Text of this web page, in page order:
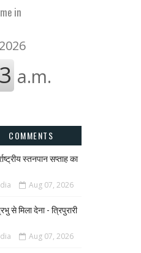
in
COMMENTS
स्तनपान सप्ताह का
Aug 07, 2026
से मिला देना - त्रिपुरारी
Aug 07, 2026